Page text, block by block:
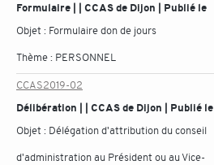
Formulaire | | CCAS de Dijon | Publié le
Objet : Formulaire don de jours
Thème : PERSONNEL
CCAS2019-02
Délibération | | CCAS de Dijon | Publié le
Objet : Délégation d'attribution du conseil
d'administration au Président ou au Vice-